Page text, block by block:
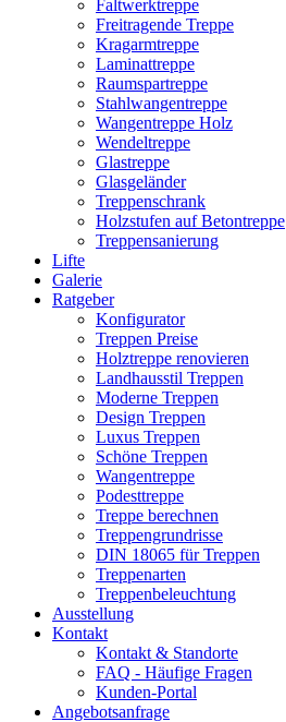
Faltwerktreppe
Freitragende Treppe
Kragarmtreppe
Laminattreppe
Raumspartreppe
Stahlwangentreppe
Wangentreppe Holz
Wendeltreppe
Glastreppe
Glasgeländer
Treppenschrank
Holzstufen auf Betontreppe
Treppensanierung
Lifte
Galerie
Ratgeber
Konfigurator
Treppen Preise
Holztreppe renovieren
Landhausstil Treppen
Moderne Treppen
Design Treppen
Luxus Treppen
Schöne Treppen
Wangentreppe
Podesttreppe
Treppe berechnen
Treppengrundrisse
DIN 18065 für Treppen
Treppenarten
Treppenbeleuchtung
Ausstellung
Kontakt
Kontakt & Standorte
FAQ - Häufige Fragen
Kunden-Portal
Angebotsanfrage